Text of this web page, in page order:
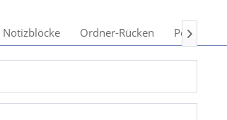
Notizblöcke Ordner-Rücken Postkarten
